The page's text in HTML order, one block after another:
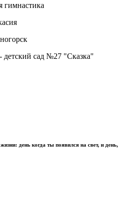
гимнастика
сад №27 "Сказка"
день когда ты появился на свет, и день,